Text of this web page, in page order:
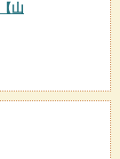
【山